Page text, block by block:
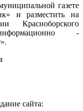
газете
и разместить на
Красноборского
-
сайта: